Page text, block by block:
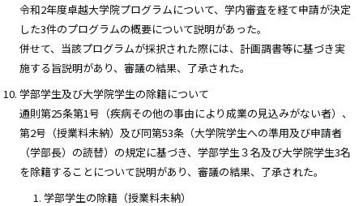
令和2年度卓越大学院プログラムについて、学内審査を経て申請が決定
した3件のプログラムの概要について説明があった。
併せて、当該プログラムが採択された際には、計画調書等に基づき実
施する旨説明があり、審議の結果、了承された。
学部学生及び大学院学生の除籍について
通則第25条第1号（疾病その他の事由により成業の見込みがない者）、
第2号（授業料未納）及び同第53条（大学院学生への準用及び申請者
（学部長）の読替）の規定に基づき、学部学生３名及び大学院学生3名
を除籍することについて説明があり、審議の結果、了承された。
学部学生の除籍（授業料未納）